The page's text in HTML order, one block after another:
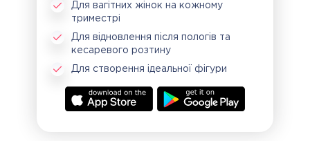
Для вагітних жінок на кожному
триместрі
Для відновлення після пологів та
кесаревого розтину
Для створення ідеальної фігури